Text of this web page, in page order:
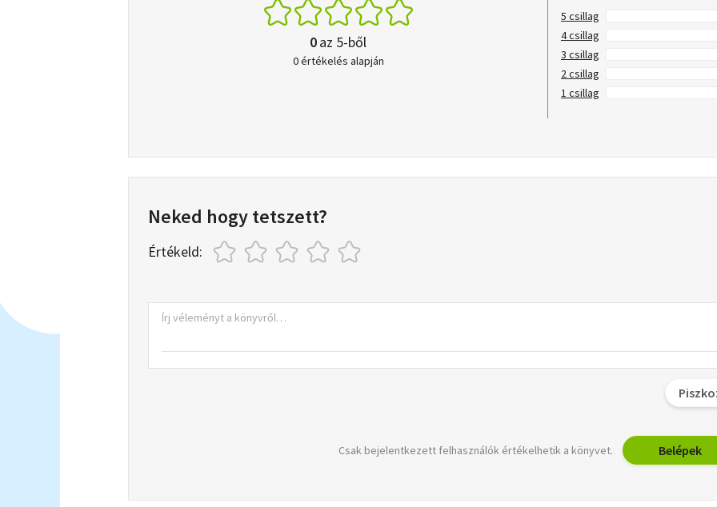
0az 5-ből
0 értékelés alapján
5 csillag
4 csillag
3 csillag
2 csillag
1 csillag
Neked hogy tetszett?
Értékeld:
Csak bejelentkezett felhasználók értékelhetik a könyvet. Belépek